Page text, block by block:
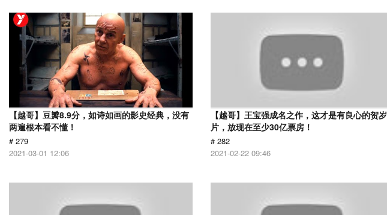
【越哥】豆瓣8.9分，如诗如画的影史经典，没有
两遍根本看不懂！
# 279
2021-03-01 12:06
【越哥】王宝强成名之作，这才是有良心的贺岁
片，放现在至少30亿票房！
# 282
2021-02-22 09:46